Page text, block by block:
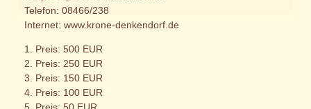
Telefon: 08466/238
Internet: www.krone-denkendorf.de
1. Preis: 500 EUR
2. Preis: 250 EUR
3. Preis: 150 EUR
4. Preis: 100 EUR